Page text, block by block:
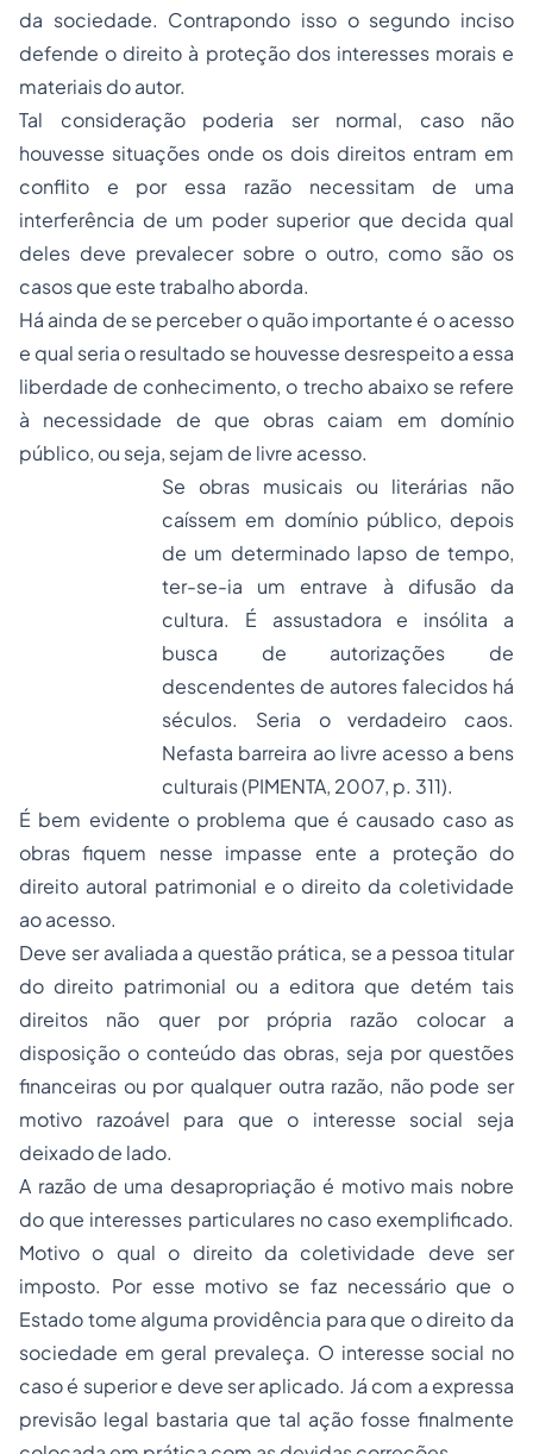
da sociedade. Contrapondo isso o segundo inciso
defende o direito à proteção dos interesses morais e
materiais do autor.
Tal consideração poderia ser normal, caso não
houvesse situações onde os dois direitos entram em
conflito e por essa razão necessitam de uma
interferência de um poder superior que decida qual
deles deve prevalecer sobre o outro, como são os
casos que este trabalho aborda.
Há ainda de se perceber o quão importante é o acesso
e qual seria o resultado se houvesse desrespeito a essa
liberdade de conhecimento, o trecho abaixo se refere
à necessidade de que obras caiam em domínio
público, ou seja, sejam de livre acesso.
Se obras musicais ou literárias não
caíssem em domínio público, depois
de um determinado lapso de tempo,
ter-se-ia um entrave à difusão da
cultura. É assustadora e insólita a
busca de autorizações de
descendentes de autores falecidos há
séculos. Seria o verdadeiro caos.
Nefasta barreira ao livre acesso a bens
culturais (PIMENTA, 2007, p. 311).
É bem evidente o problema que é causado caso as
obras fiquem nesse impasse ente a proteção do
direito autoral patrimonial e o direito da coletividade
ao acesso.
Deve ser avaliada a questão prática, se a pessoa titular
do direito patrimonial ou a editora que detém tais
direitos não quer por própria razão colocar a
disposição o conteúdo das obras, seja por questões
financeiras ou por qualquer outra razão, não pode ser
motivo razoável para que o interesse social seja
deixado de lado.
A razão de uma desapropriação é motivo mais nobre
do que interesses particulares no caso exemplificado.
Motivo o qual o direito da coletividade deve ser
imposto. Por esse motivo se faz necessário que o
Estado tome alguma providência para que o direito da
sociedade em geral prevaleça. O interesse social no
caso é superior e deve ser aplicado. Já com a expressa
previsão legal bastaria que tal ação fosse finalmente